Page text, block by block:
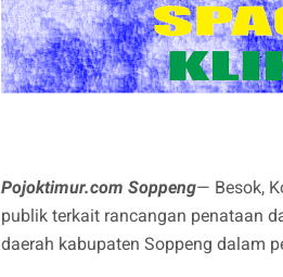
Pojoktimur.com Soppeng— Besok,
publik terkait rancangan penataan
daerah kabupaten Soppeng dalam